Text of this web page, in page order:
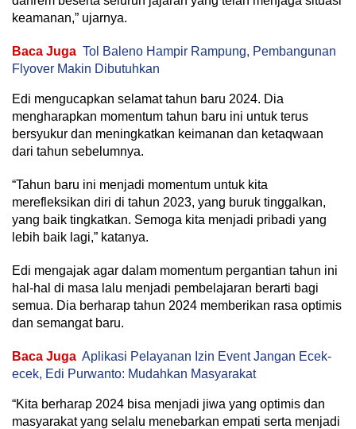
keamanan,” ujarnya.
Baca Juga Tol Baleno Hampir Rampung, Pembangunan
Flyover Makin Dibutuhkan
Edi mengucapkan selamat tahun baru 2024. Dia
mengharapkan momentum tahun baru ini untuk terus
bersyukur dan meningkatkan keimanan dan ketaqwaan
dari tahun sebelumnya.
“Tahun baru ini menjadi momentum untuk kita
merefleksikan diri di tahun 2023, yang buruk tinggalkan,
yang baik tingkatkan. Semoga kita menjadi pribadi yang
lebih baik lagi,” katanya.
Edi mengajak agar dalam momentum pergantian tahun ini
hal-hal di masa lalu menjadi pembelajaran berarti bagi
semua. Dia berharap tahun 2024 memberikan rasa optimis
dan semangat baru.
Baca Juga Aplikasi Pelayanan Izin Event Jangan Ecek-
ecek, Edi Purwanto: Mudahkan Masyarakat
“Kita berharap 2024 bisa menjadi jiwa yang optimis dan
masyarakat yang selalu menebarkan empati serta menjadi